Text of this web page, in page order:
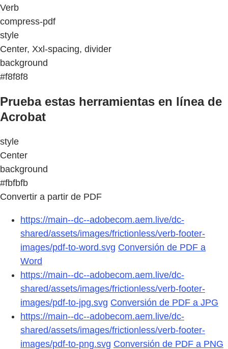
Verb
compress-pdf
style
Center, Xxl-spacing, divider
background
#f8f8f8
Prueba estas herramientas en línea de
Acrobat
style
Center
background
#fbfbfb
Convertir a partir de PDF
https://main--dc--adobecom.aem.live/dc-
shared/assets/images/frictionless/verb-footer-
images/pdf-to-word.svg Conversión de PDF a
Word
https://main--dc--adobecom.aem.live/dc-
shared/assets/images/frictionless/verb-footer-
images/pdf-to-jpg.svg Conversión de PDF a JPG
https://main--dc--adobecom.aem.live/dc-
shared/assets/images/frictionless/verb-footer-
images/pdf-to-png.svg Conversión de PDF a PNG